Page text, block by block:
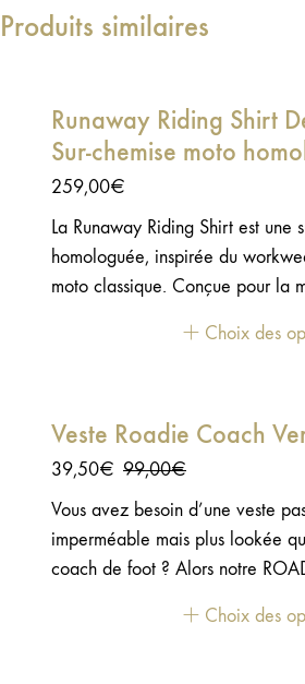
Produits similaires
Runaway Riding Shirt
Sur-chemise moto
259,00€
La Runaway Riding Shirt est une
homologuée, inspirée du
moto classique. Conçue pour la
compromis sur l’allure.Tissu
Homologuée CE & UKCA –
épaules & coudes Level 2
Choix des
Veste Roadie Coach
99,00€
Le
prix
initial
était :
39,50€
Le
prix
actuel
est :
Vous avez besoin d’une veste
imperméable mais plus lookée
coach de foot ? Alors notre
fonctionnelle au look lifestyle et
Choix des